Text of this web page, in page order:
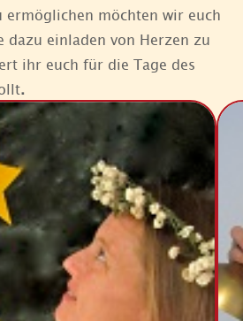
ermöglichen möchten wir euch
dazu einladen von Herzen zu
ihr euch für die Tage des
.